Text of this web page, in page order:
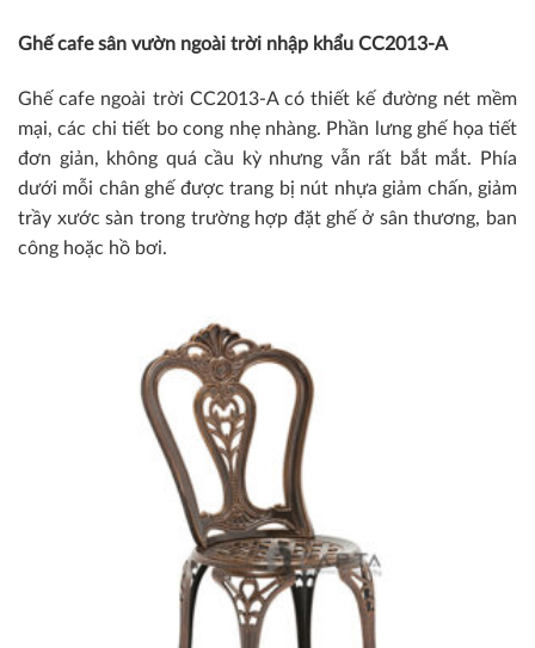
Ghế cafe sân vườn ngoài trời nhập khẩu CC2013-A
Ghế cafe ngoài trời CC2013-A có thiết kế đường nét mềm
mại, các chi tiết bo cong nhẹ nhàng. Phần lưng ghế họa tiết
đơn giản, không quá cầu kỳ nhưng vẫn rất bắt mắt. Phía
dưới mỗi chân ghế được trang bị nút nhựa giảm chấn, giảm
trầy xước sàn trong trường hợp đặt ghế ở sân thương, ban
công hoặc hồ bơi.